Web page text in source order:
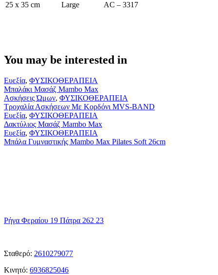
25 x 35 cm
Large AC – 3317
You may be interested in
Μπαλάκι
Μασάζ
Mambo
Max
Ευεξία, ΦΥΣΙΚΟΘΕΡΑΠΕΙΑ
Μπαλάκι Μασάζ Mambo Max
Τροχαλία
Ασκήσεων
Με
Κορδόνι
MVS-
BAND
Ασκήσεις Ώμων, ΦΥΣΙΚΟΘΕΡΑΠΕΙΑ
Τροχαλία Ασκήσεων Με Κορδόνι MVS-BAND
Δακτύλιος
Μασάζ
Mambo
Max
Ευεξία, ΦΥΣΙΚΟΘΕΡΑΠΕΙΑ
Δακτύλιος Μασάζ Mambo Max
Μπάλα
Γυμναστικής
Ευεξία, ΦΥΣΙΚΟΘΕΡΑΠΕΙΑ
Μπάλα Γυμναστικής Mambo Max Pilates Soft 26cm
Ρήγα Φεραίου 19 Πάτρα 262 23
Σταθερό: 2610279077
Κινητό: 6936825046